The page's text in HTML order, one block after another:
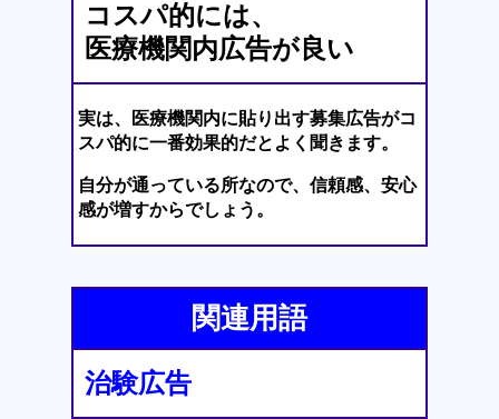
コスパ的には、
医療機関内広告が良い
実は、医療機関内に貼り出す募集広告がコ
スパ的に一番効果的だとよく聞きます。
自分が通っている所なので、信頼感、安心
感が増すからでしょう。
関連用語
治験広告